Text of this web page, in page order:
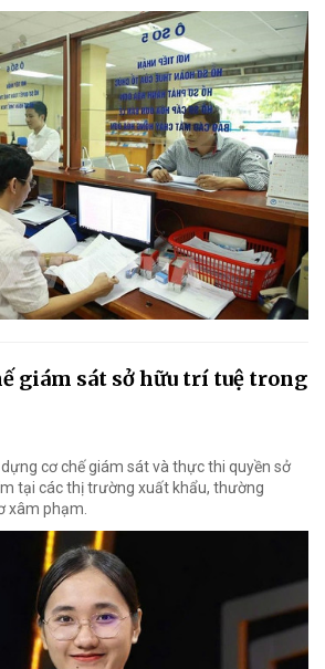
giám sát sở hữu trí tuệ trong
cơ chế giám sát và thực thi quyền sở
tại các thị trường xuất khẩu, thường
xâm phạm.